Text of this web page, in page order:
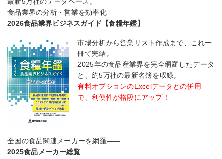
最新5万社のデータベース。
食品業界の分析・営業を効率化
2026食品業界ビジネスガイド【食糧年鑑】
市場分析から営業リスト作成まで、これ一
冊で完結。
2025年の食品産業界を完全網羅したデータ
と、約5万社の最新名簿を収録。
有料オプションのExcelデータとの併用
で、利便性が格段にアップ！
全国の食品関連メーカーを網羅――
2025食品メーカー総覧